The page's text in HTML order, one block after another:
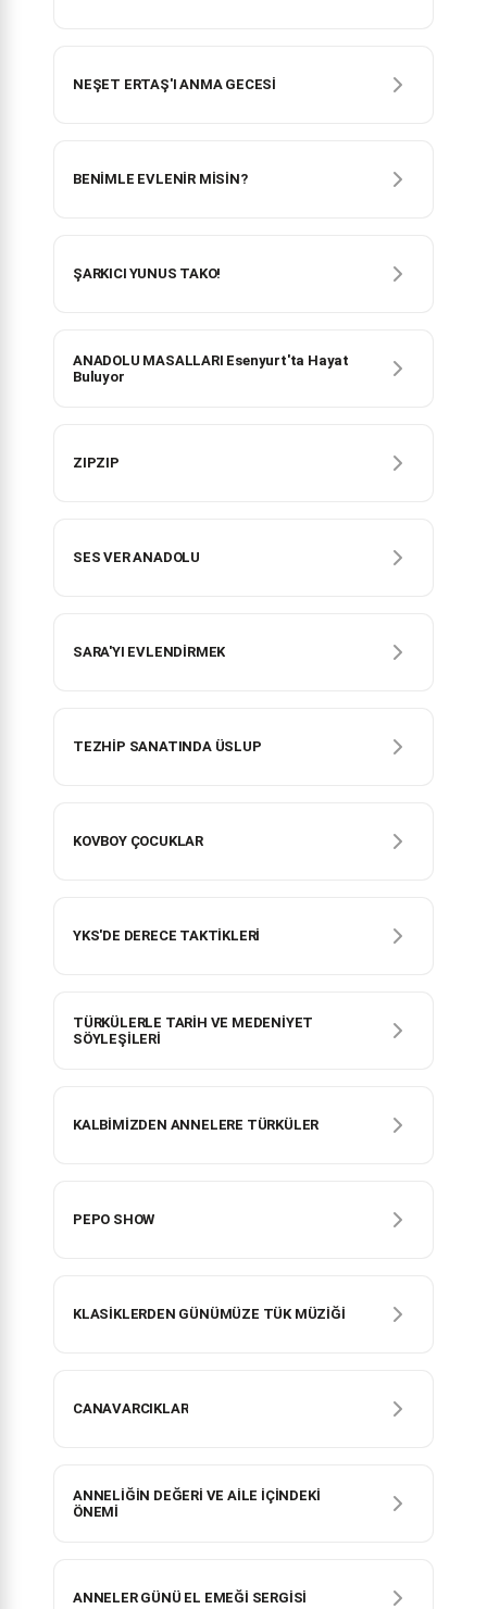
NEŞET ERTAŞ'I ANMA GECESİ
BENİMLE EVLENİR MİSİN?
ŞARKICI YUNUS TAKO!
ANADOLU MASALLARI Esenyurt'ta Hayat
Buluyor
ZIPZIP
SES VER ANADOLU
SARA'YI EVLENDİRMEK
TEZHİP SANATINDA ÜSLUP
KOVBOY ÇOCUKLAR
YKS'DE DERECE TAKTİKLERİ
TÜRKÜLERLE TARİH VE MEDENİYET
SÖYLEŞİLERİ
KALBİMİZDEN ANNELERE TÜRKÜLER
PEPO SHOW
KLASİKLERDEN GÜNÜMÜZE TÜK MÜZİĞİ
CANAVARCIKLAR
ANNELİĞİN DEĞERİ VE AİLE İÇİNDEKİ
ÖNEMİ
ANNELER GÜNÜ EL EMEĞİ SERGİSİ